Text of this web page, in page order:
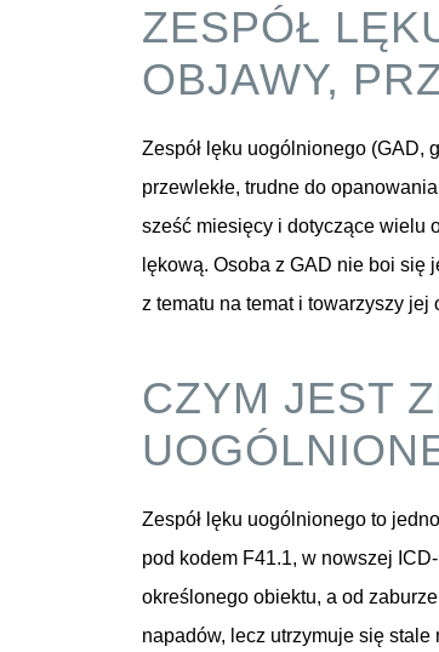
ZESPÓŁ
OBJAWY,
Zespół lęku uogólnionego (GAD,
przewlekłe, trudne do
sześć miesięcy i dotyczące wielu
lękową. Osoba z GAD nie boi się
z tematu na temat i towarzyszy
CZYM JEST
Zespół lęku uogólnionego to
pod kodem F41.1, w nowszej
określonego obiektu, a od
napadów, lecz utrzymuje się